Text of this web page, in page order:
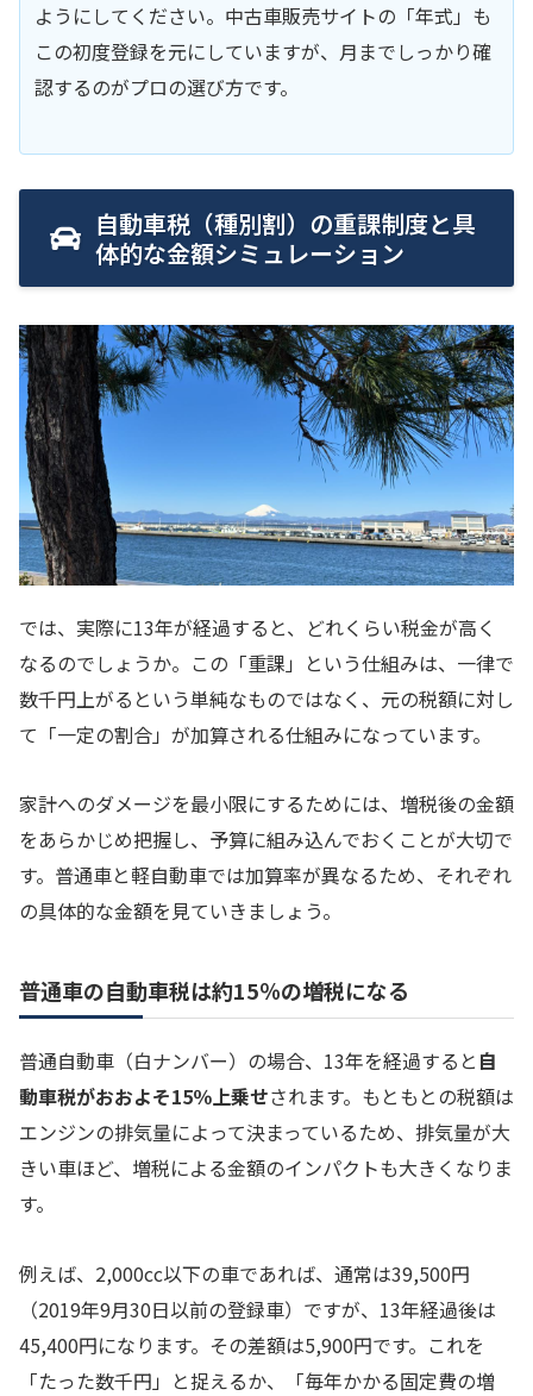
ようにしてください。中古車販売サイトの「年式」も
この初度登録を元にしていますが、月までしっかり確
認するのがプロの選び方です。
自動車税（種別割）の重課制度と具
体的な金額シミュレーション
では、実際に13年が経過すると、どれくらい税金が高く
なるのでしょうか。この「重課」という仕組みは、一律で
数千円上がるという単純なものではなく、元の税額に対し
て「一定の割合」が加算される仕組みになっています。
家計へのダメージを最小限にするためには、増税後の金額
をあらかじめ把握し、予算に組み込んでおくことが大切で
す。普通車と軽自動車では加算率が異なるため、それぞれ
の具体的な金額を見ていきましょう。
普通車の自動車税は約15％の増税になる
普通自動車（白ナンバー）の場合、13年を経過すると 自
動車税がおおよそ15％上乗せされます。もともとの税額は
エンジンの排気量によって決まっているため、排気量が大
きい車ほど、増税による金額のインパクトも大きくなりま
す。
例えば、2,000cc以下の車であれば、通常は39,500円
（2019年9月30日以前の登録車）ですが、13年経過後は
45,400円になります。その差額は5,900円です。これを
「たった数千円」と捉えるか、「毎年かかる固定費の増